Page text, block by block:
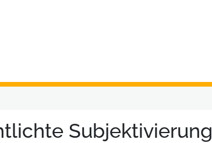
Subjektivierung